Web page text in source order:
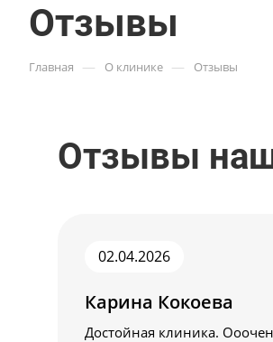
Отзывы
Главная — О клинике — Отзывы
Отзывы
02.04.2026
Карина Кокоева
Достойная клиника.